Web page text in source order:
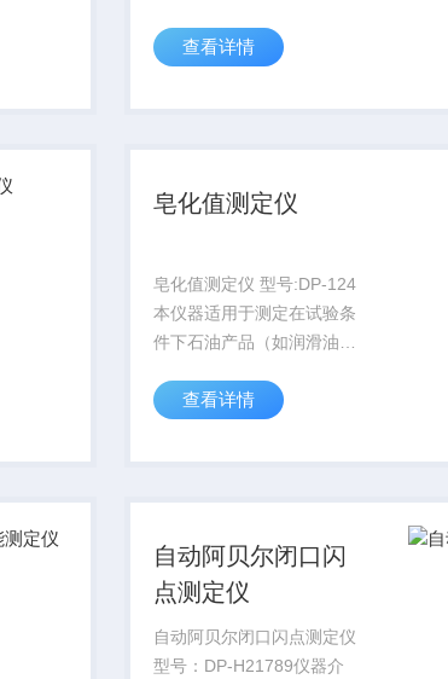
具一样，选购和使用时应注
测样品的力值范围在满量程
查看详情
皂化值测定仪
皂化值测定仪 型号:DP-124
本仪器适用于测定在试验条
件下石油产品（如润滑油、
化的组分含量。
查看详情
自动阿贝尔闭口闪
点测定仪
自动阿贝尔闭口闪点测定仪
型号：DP-H21789仪器介